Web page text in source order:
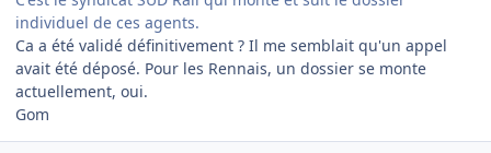
individuel de ces agents.
Ca a été validé définitivement ? Il me semblait qu'un appel
avait été déposé. Pour les Rennais, un dossier se monte
actuellement, oui.
Gom